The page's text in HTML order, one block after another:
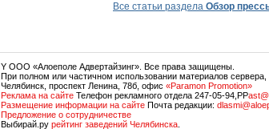
Все статьи раздела Обзор
Y OOO «Алоеполе Адвертайзинг». Все права защищены.
При полном или частичном использовании материалов сервера,
Челябинск, проспект Ленина, 78б, офис «Paramon Promotion»
Реклама на сайте Телефон рекламного отдела 247-05-94,PP
Размещение информации на сайте Почта редакции:
Предложение о сотрудничестве
Выбирай.ру рейтинг заведений Челябинска